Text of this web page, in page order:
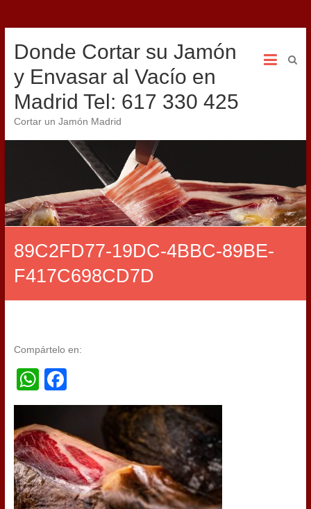
Donde Cortar su Jamón
y Envasar al Vacío en
Madrid Tel: 617 330 425
Cortar un Jamón Madrid
89C2FD77-19DC-4BBC-89BE-
F417C698CD7D
Compártelo en:
WhatsApp